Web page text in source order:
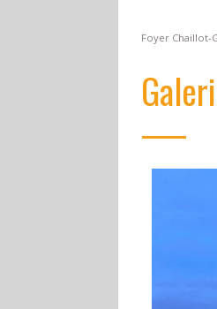
Foyer Chaillot-